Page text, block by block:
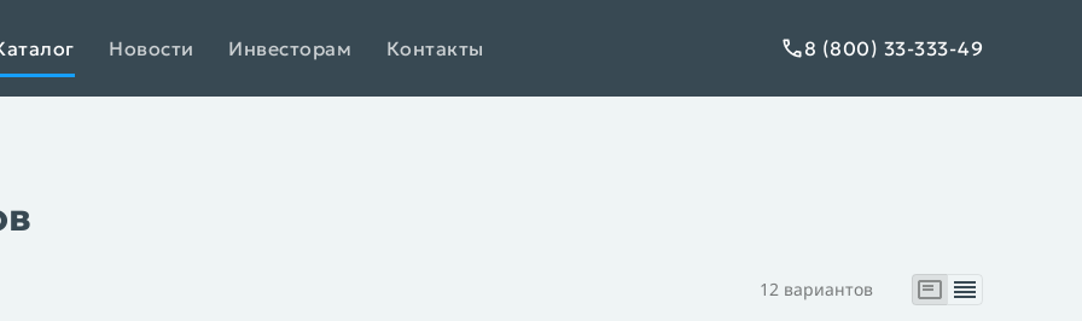
Новости Инвесторам Контакты 8 (800) 33-333-49
12 вариантов